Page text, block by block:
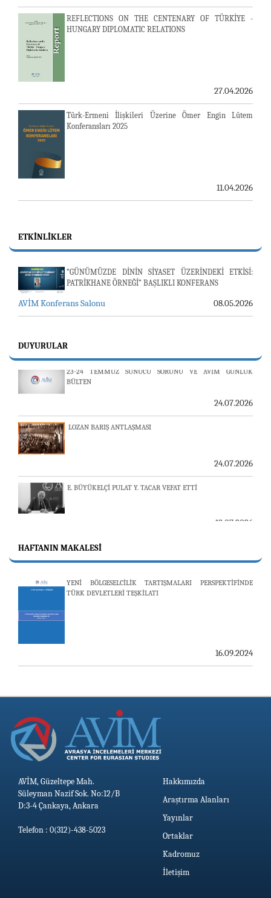
REFLECTIONS ON THE CENTENARY OF TÜRKİYE -
HUNGARY DIPLOMATIC RELATIONS
27.04.2026
Türk-Ermeni İlişkileri Üzerine Ömer Engin Lütem
Konferansları 2025
11.04.2026
ETKINLIKLER
“GÜNÜMÜZDE DİNİN SİYASET ÜZERİNDEKİ ETKİSİ:
PATRİKHANE ÖRNEĞİ” BAŞLIKLI KONFERANS
AVİM Konferans Salonu 08.05.2026
DUYURULAR
23-24 TEMMUZ SUNUCU SORUNU VE AVİM GÜNLÜK
BÜLTEN
LOZAN BARIŞ ANTLAŞMASI
E. BÜYÜKELÇİ PULAT Y. TACAR VEFAT ETTİ
53’ÜNCÜ SAYISI YAYINLANDI
HAFTANIN MAKALESI
YENİ BÖLGESELCİLİK TARTIŞMALARI PERSPEKTİFİNDE
TÜRK DEVLETLERİ TEŞKİLATI
16.09.2024
AVİM, Güzeltepe Mah.
Süleyman Nazif Sok. No:12/B
D:3-4 Çankaya, Ankara
Telefon : 0(312)-438-5023
Hakkımızda
Araştırma Alanları
Yayınlar
Ortaklar
Kadromuz
İletişim